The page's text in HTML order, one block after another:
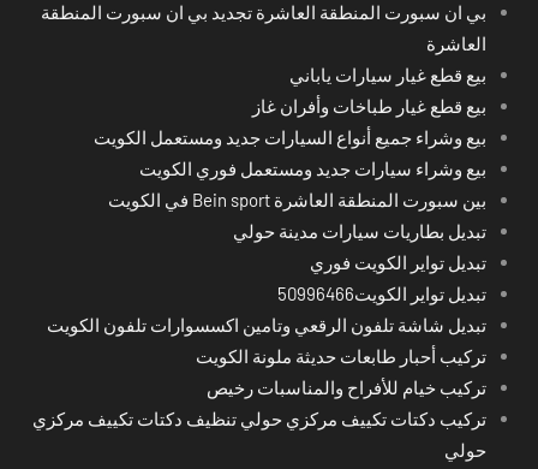
بي ان سبورت المنطقة العاشرة تجديد بي ان سبورت المنطقة
العاشرة
بيع قطع غيار سيارات ياباني
بيع قطع غيار طباخات وأفران غاز
بيع وشراء جميع أنواع السيارات جديد ومستعمل الكويت
بيع وشراء سيارات جديد ومستعمل فوري الكويت
بين سبورت المنطقة العاشرة Bein sport في الكويت
تبديل بطاريات سيارات مدينة حولي
تبديل تواير الكويت فوري
تبديل تواير الكويت50996466
تبديل شاشة تلفون الرقعي وتامين اكسسوارات تلفون الكويت
تركيب أحبار طابعات حديثة ملونة الكويت
تركيب خيام للأفراح والمناسبات رخيص
تركيب دكتات تكييف مركزي حولي تنظيف دكتات تكييف مركزي
حولي